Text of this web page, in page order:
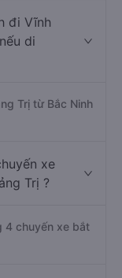
đi Vĩnh
di
Trị từ Bắc Ninh
xe
Trị ?
4 chuyến xe bắt